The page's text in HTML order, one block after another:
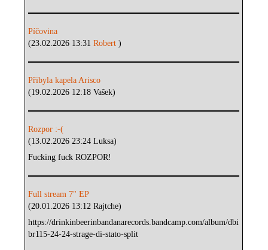
Píčovina
(23.02.2026 13:31Robert)
Přibyla kapela Arisco
(19.02.2026 12:18 Vašek)
Rozpor :-(
(13.02.2026 23:24 Luksa)
Fucking fuck ROZPOR!
Full stream 7" EP
(20.01.2026 13:12 Rajtche)
https://drinkinbeerinbandanarecords.bandcamp.com/album/dbi
br115-24-24-strage-di-stato-split